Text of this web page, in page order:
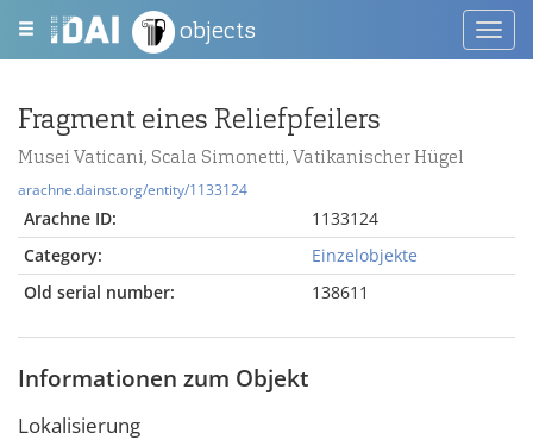
objects
Fragment eines Reliefpfeilers
Musei Vaticani, Scala Simonetti, Vatikanischer Hügel
arachne.dainst.org/entity/1133124
Arachne ID:
1133124
Category:
Einzelobjekte
Old serial number:
138611
Informationen zum Objekt
Lokalisierung